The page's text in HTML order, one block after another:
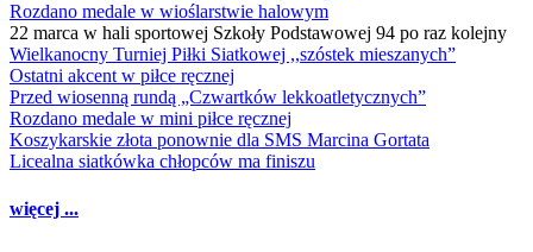
Rozdano medale w wioślarstwie halowym
22 marca w hali sportowej Szkoły Podstawowej 94 po raz kolejny
Wielkanocny Turniej Piłki Siatkowej ,,szóstek mieszanych”
Ostatni akcent w piłce ręcznej
Przed wiosenną rundą „Czwartków lekkoatletycznych”
Rozdano medale w mini piłce ręcznej
Koszykarskie złota ponownie dla SMS Marcina Gortata
Licealna siatkówka chłopców ma finiszu
więcej ...